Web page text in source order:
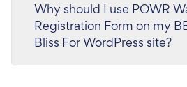
Why should I use POWR
Registration Form on my
Bliss For WordPress site?